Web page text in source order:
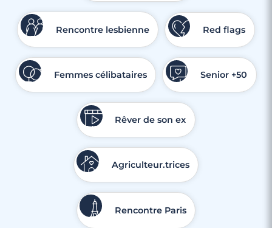
Rencontre lesbienne Red flags
Femmes célibataires Senior +50
Rêver de son ex
Agriculteur.trices
Rencontre Paris